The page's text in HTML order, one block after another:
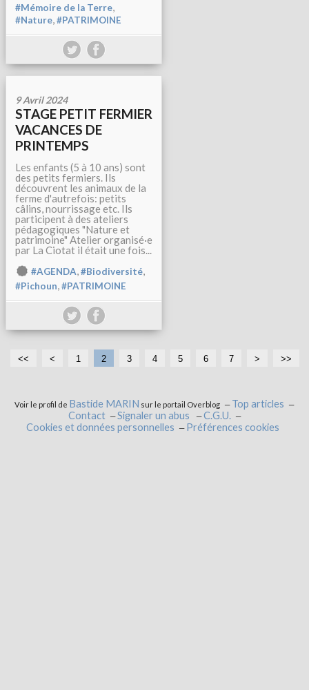
#Mémoire de la Terre,
#Nature,#PATRIMOINE
9 Avril 2024
STAGE PETIT FERMIER
VACANCES DE
PRINTEMPS
Les enfants (5 à 10 ans) sont
des petits fermiers. Ils
découvrent les animaux de la
ferme d'autrefois: petits
câlins, nourrissage etc. Ils
participent à des ateliers
pédagogiques "Nature et
patrimoine" Atelier organisé·e
par La Ciotat il était une fois...
#AGENDA,#Biodiversité,
#Pichoun,#PATRIMOINE
<< < 1 2 3 4 5 6 7 > >>
Voir le profil de Bastide MARIN sur le portail Overblog
Top articles
Contact
Signaler un abus
C.G.U.
Cookies et données personnelles
Préférences cookies